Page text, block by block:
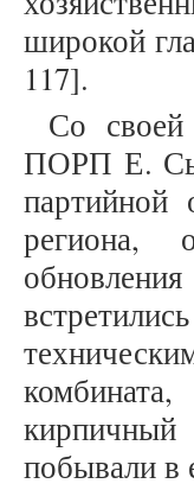
широкой
117].
Со своей
ПОРП Е.
партийной
региона,
кирпичный
побывали в